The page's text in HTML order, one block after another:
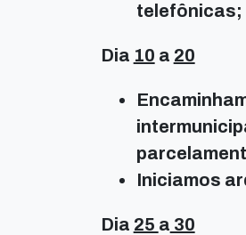
telefônicas;
Dia 10 a 20
Iniciamos
Dia 25 a 30